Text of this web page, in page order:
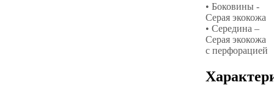
• Боковины -
Серая экокожа
• Середина –
Серая экокожа
с перфорацией